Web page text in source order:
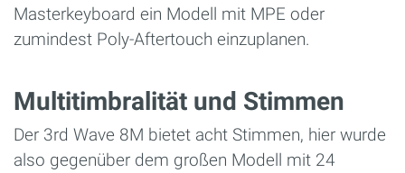
Masterkeyboard ein Modell mit MPE oder
zumindest Poly-Aftertouch einzuplanen.
Multitimbralität und Stimmen
Der 3rd Wave 8M bietet acht Stimmen, hier wurde
also gegenüber dem großen Modell mit 24